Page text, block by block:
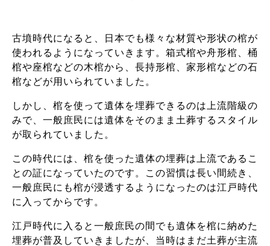
古墳時代になると、日本でも様々な材質や形状の棺が
使われるようになっていきます。箱式棺や舟形棺、桶
棺や座棺などの木棺から、長持形棺、家形棺などの石
棺などが用いられていました。
しかし、棺を使って遺体を埋葬できるのは上流階級の
みで、一般庶民には遺体をそのまま土葬するスタイル
が取られていました。
この時代には、棺を使った遺体の埋葬は上流であるこ
との証になっていたのです。この習慣は長い間続き、
一般庶民にも棺が浸透するようになったのは江戸時代
に入ってからです。
江戸時代に入ると一般庶民の間でも遺体を棺に納めた
埋葬が普及していきましたが、当時はまだ土葬が主流